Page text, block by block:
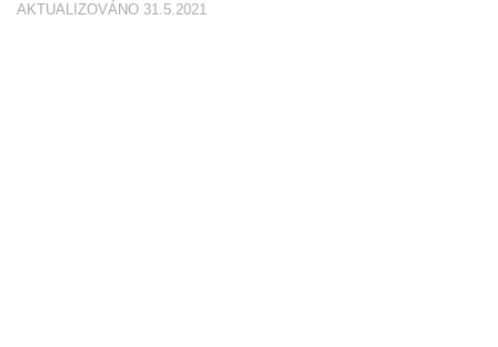
AKTUALIZOVÁNO 31.5.2021